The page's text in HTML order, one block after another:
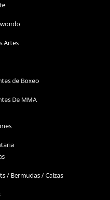
Artes
de Boxeo
De MMA
/ Bermudas / Calzas